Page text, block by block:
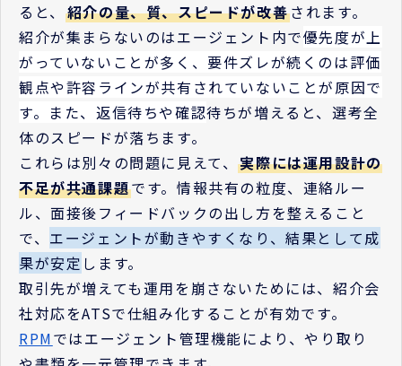
ると、 紹介の量、質、スピードが改善されます。
紹介が集まらないのはエージェント内で優先度が上
がっていないことが多く、要件ズレが続くのは評価
観点や許容ラインが共有されていないことが原因で
す。また、返信待ちや確認待ちが増えると、選考全
体のスピードが落ちます。
これらは別々の問題に見えて、実際には運用設計の
不足が共通課題です。情報共有の粒度、連絡ルー
ル、面接後フィードバックの出し方を整えること
で、 エージェントが動きやすくなり、結果として成
果が安定 します。
取引先が増えても運用を崩さないためには、紹介会
社対応をATSで仕組み化することが有効です。
RPMではエージェント管理機能により、やり取り